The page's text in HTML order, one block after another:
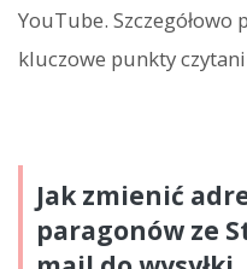
YouTube.
kluczowe punkty czytani
Jak zmienić
paragonów ze